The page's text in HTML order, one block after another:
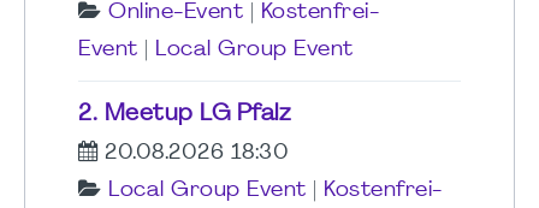
Online-Event
Kostenfrei-
Event
Local Group Event
2. Meetup LG Pfalz
20.08.2026 18:30
Local Group Event
Kostenfrei-